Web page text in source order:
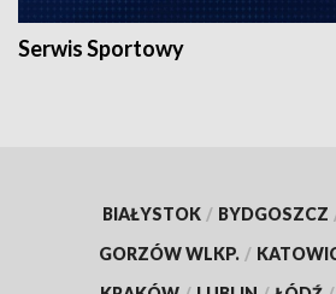
Serwis Sportowy
BIAŁYSTOK / BYDGOSZCZ
GORZÓW WLKP. /